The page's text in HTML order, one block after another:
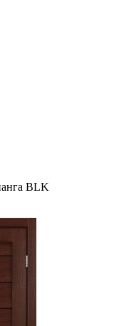
BLK